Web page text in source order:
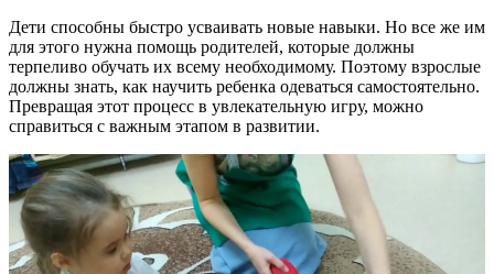
Дети способны быстро усваивать новые навыки. Но все же им
для этого нужна помощь родителей, которые должны
терпеливо обучать их всему необходимому. Поэтому взрослые
должны знать, как научить ребенка одеваться самостоятельно.
Превращая этот процесс в увлекательную игру, можно
справиться с важным этапом в развитии.